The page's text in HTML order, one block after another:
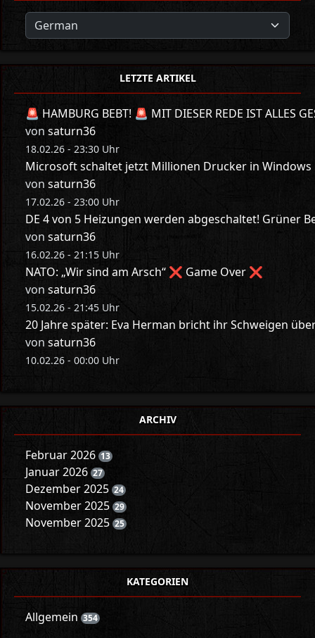
LETZTE ARTIKEL
🚨 HAMBURG BEBT! 🚨 MIT DIESER REDE IST ALLES
von saturn36
18.02.26 - 23:30 Uhr
Microsoft schaltet jetzt Millionen Drucker in Windows
von saturn36
17.02.26 - 23:00 Uhr
DE 4 von 5 Heizungen werden abgeschaltet! Grüner
von saturn36
16.02.26 - 21:15 Uhr
NATO: „Wir sind am Arsch“ ❌ Game Over ❌
von saturn36
15.02.26 - 21:45 Uhr
20 Jahre später: Eva Herman bricht ihr Schweigen
von saturn36
10.02.26 - 00:00 Uhr
ARCHIV
Februar 2026 13
Januar 2026 27
Dezember 2025 24
November 2025 29
November 2025 25
KATEGORIEN
Allgemein 354